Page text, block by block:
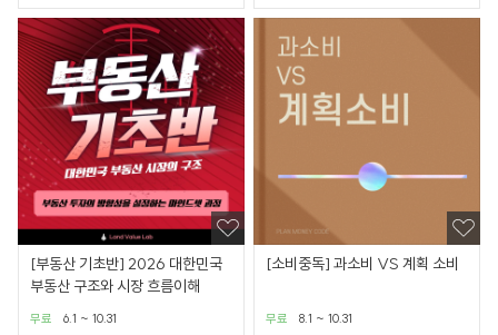
[부동산 기초반] 2026 대한민국
부동산 구조와 시장 흐름이해
6.1 ~ 10.31
무료
[소비중독] 과소비 VS 계획 소비
8.1 ~ 10.31
무료